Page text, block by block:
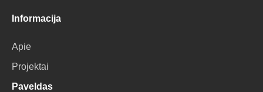
Informacija
Apie
Projektai
Paveldas